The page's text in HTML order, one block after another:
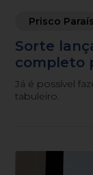
Prisco
Sorte
completo
Já é possível
tabuleiro.